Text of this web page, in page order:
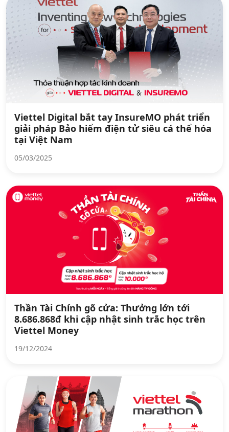
Viettel Digital bắt tay InsureMO phát triển
giải pháp Bảo hiểm điện tử siêu cá thể hóa
tại Việt Nam
05/03/2025
Thần Tài Chính gõ cửa: Thưởng lớn tới
8.686.868đ khi cập nhật sinh trắc học trên
Viettel Money
19/12/2024